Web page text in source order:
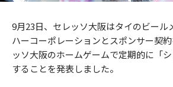
9月23日、セレッソ大阪はタイのビール
ハーコーポレーションとスポンサー契
ッソ大阪のホームゲームで定期的に「
することを発表しました。